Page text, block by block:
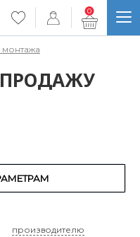
0
монтажа
производителю